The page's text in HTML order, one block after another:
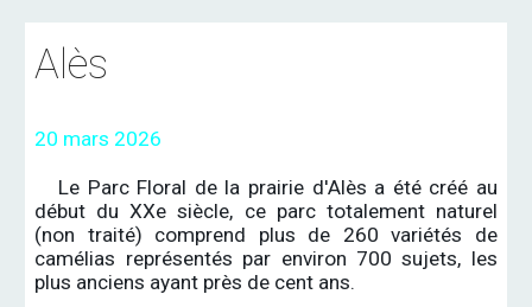
Alès
20 mars 2026
Le Parc Floral de la prairie d'Alès a été créé au
début du XXe siècle, ce parc totalement naturel
(non traité) comprend plus de 260 variétés de
camélias représentés par environ 700 sujets, les
plus anciens ayant près de cent ans.